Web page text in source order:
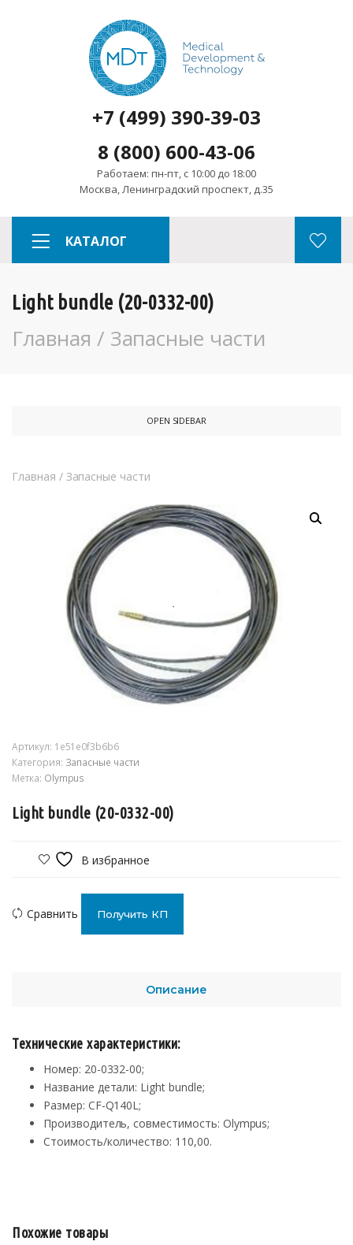
+7 (499) 390-39-03
8 (800) 600-43-06
Работаем: пн-пт, с 10:00 до 18:00
Москва, Ленинградский проспект, д.35
КАТАЛОГ
Light bundle (20-0332-00)
Главная / Запасные части
OPEN SIDEBAR
Главная / Запасные части
Артикул: 1e51e0f3b6b6
Категория: Запасные части
Метка: Olympus
Light bundle (20-0332-00)
В избранное
Сравнить Получить КП
Описание
Технические характеристики:
Номер: 20-0332-00;
Название детали: Light bundle;
Размер: CF-Q140L;
Производитель, совместимость: Olympus;
Стоимость/количество: 110,00.
Похожие товары